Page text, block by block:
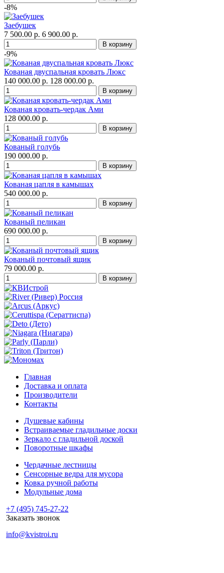
-8%
Заебушек
7 500.00 р. 6 900.00 р.
-9%
Кованая двуспальная кровать Люкс
140 000.00 р. 128 000.00 р.
Кованая кровать-чердак Ами
128 000.00 р.
Кованый голубь
190 000.00 р.
Кованая цапля в камышах
540 000.00 р.
Кованый пеликан
690 000.00 р.
Кованый почтовый ящик
79 000.00 р.
Главная
Доставка и оплата
Производители
Контакты
Душевые кабины
Встраиваемые гладильные доски
Зеркало с гладильной доской
Поворотные шкафы
Чердачные лестницы
Сенсорные ведра для мусора
Ковка ручной работы
Модульные дома
+7 (495) 745-27-22
Заказать звонок
info@kvistroi.ru